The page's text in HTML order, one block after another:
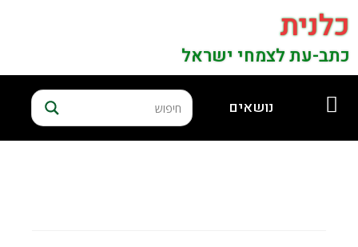
כלנית
כתב-עת לצמחי ישראל
נושאים